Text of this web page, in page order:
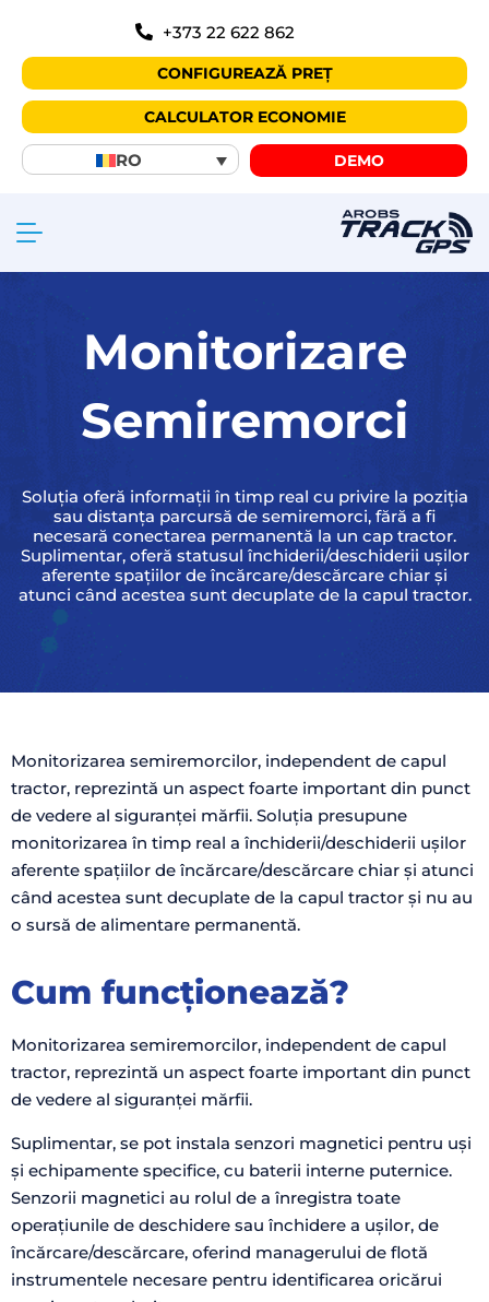
+373 22 622 862
CONFIGUREAZĂ PREȚ
CALCULATOR ECONOMIE
RO DEMO
Monitorizare
Semiremorci
Soluția oferă informații în timp real cu privire la poziția
sau distanța parcursă de semiremorci, fără a fi
necesară conectarea permanentă la un cap tractor.
Suplimentar, oferă statusul închiderii/deschiderii ușilor
aferente spațiilor de încărcare/descărcare chiar și
atunci când acestea sunt decuplate de la capul tractor.
Monitorizarea semiremorcilor, independent de capul
tractor, reprezintă un aspect foarte important din punct
de vedere al siguranței mărfii. Soluția presupune
monitorizarea în timp real a închiderii/deschiderii ușilor
aferente spațiilor de încărcare/descărcare chiar și atunci
când acestea sunt decuplate de la capul tractor și nu au
o sursă de alimentare permanentă.
Cum funcționează?
Monitorizarea semiremorcilor, independent de capul
tractor, reprezintă un aspect foarte important din punct
de vedere al siguranței mărfii.
Suplimentar, se pot instala senzori magnetici pentru uși
și echipamente specifice, cu baterii interne puternice.
Senzorii magnetici au rolul de a înregistra toate
operațiunile de deschidere sau închidere a ușilor, de
încărcare/descărcare, oferind managerului de flotă
instrumentele necesare pentru identificarea oricărui